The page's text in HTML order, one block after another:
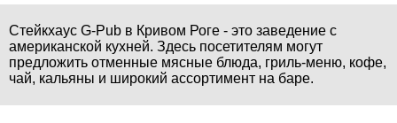
Стейкхаус G-Pub в Кривом Роге - это заведение с
американской кухней. Здесь посетителям могут
предложить отменные мясные блюда, гриль-меню, кофе,
чай, кальяны и широкий ассортимент на баре.